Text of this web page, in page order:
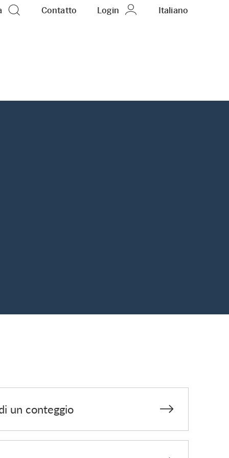
Contatto Login IT
Italiano
un conteggio